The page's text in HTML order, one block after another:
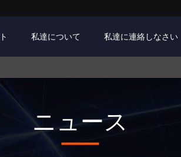
私達について 私達に連絡しなさい
ニュース